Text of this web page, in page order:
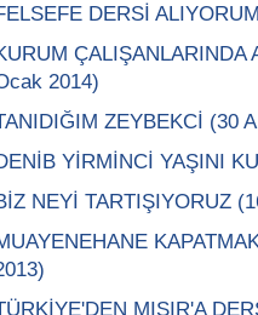
DERSİ
ÇALIŞANLARINDA
2014)
ZEYBEKCİ (30
YİRMİNCİ YAŞINI
NEYİ TARTIŞIYORUZ
MISIR'A